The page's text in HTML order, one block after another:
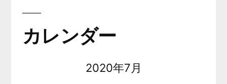
カレンダー
2020年7月